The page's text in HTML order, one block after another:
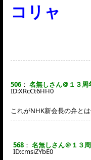
コリャ
506 ： 名無しさん＠１３周
ID:XRcCt6HH0
これがNHK新会長の弁と
568 ： 名無しさん＠１３
ID:cmsiZYbE0